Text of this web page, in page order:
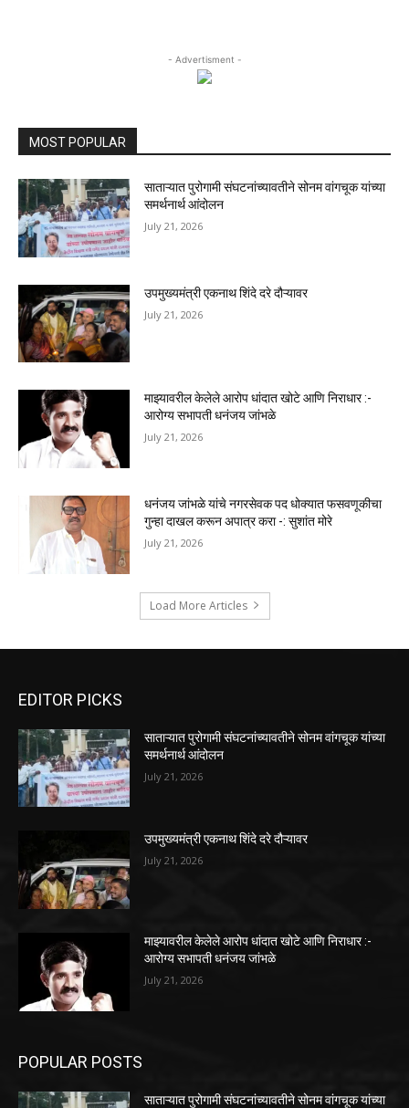
- Advertisment -
MOST POPULAR
साताऱ्यात पुरोगामी संघटनांच्यावतीने सोनम वांगचूक यांच्या
समर्थनार्थ आंदोलन
July 21, 2026
उपमुख्यमंत्री एकनाथ शिंदे दरे दौऱ्यावर
July 21, 2026
माझ्यावरील केलेले आरोप धांदात खोटे आणि निराधार :-
आरोग्य सभापती धनंजय जांभळे
July 21, 2026
धनंजय जांभळे यांचे नगरसेवक पद धोक्यात फसवणूकीचा
गुन्हा दाखल करून अपात्र करा -: सुशांत मोरे
July 21, 2026
Load More Articles
EDITOR PICKS
साताऱ्यात पुरोगामी संघटनांच्यावतीने सोनम वांगचूक यांच्या
समर्थनार्थ आंदोलन
July 21, 2026
उपमुख्यमंत्री एकनाथ शिंदे दरे दौऱ्यावर
July 21, 2026
माझ्यावरील केलेले आरोप धांदात खोटे आणि निराधार :-
आरोग्य सभापती धनंजय जांभळे
July 21, 2026
POPULAR POSTS
साताऱ्यात पुरोगामी संघटनांच्यावतीने सोनम वांगचूक यांच्या